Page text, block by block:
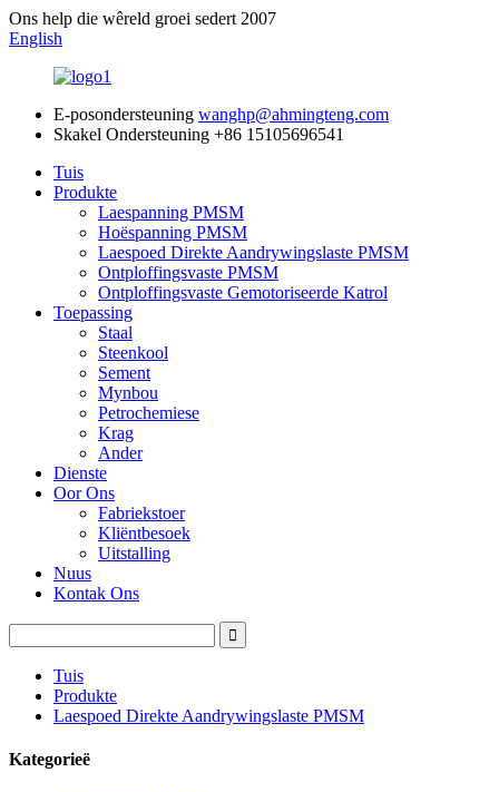
Ons help die wêreld groei sedert 2007
English
E-posondersteuning wanghp@ahmingteng.com
Skakel Ondersteuning +86 15105696541
Tuis
Produkte
Laespanning PMSM
Hoëspanning PMSM
Laespoed Direkte Aandrywingslaste PMSM
Ontploffingsvaste PMSM
Ontploffingsvaste Gemotoriseerde Katrol
Toepassing
Staal
Steenkool
Sement
Mynbou
Petrochemiese
Krag
Ander
Dienste
Oor Ons
Fabriekstoer
Kliëntbesoek
Uitstalling
Nuus
Kontak Ons
Tuis
Produkte
Laespoed Direkte Aandrywingslaste PMSM
Kategorieë